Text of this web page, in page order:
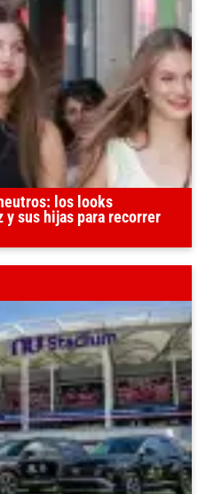
los looks
sus hijas para recorrer